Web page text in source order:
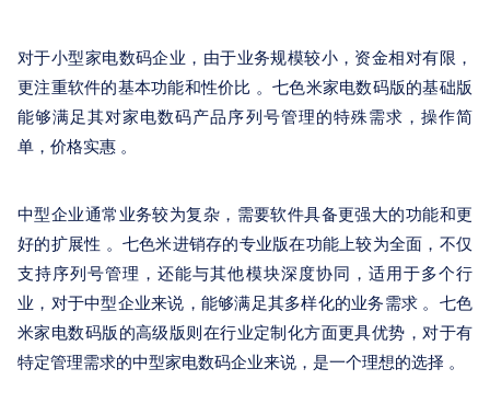
对于小型家电数码企业，由于业务规模较小，资金相对有限，
更注重软件的基本功能和性价比 。七色米家电数码版的基础版
能够满足其对家电数码产品序列号管理的特殊需求，操作简
单，价格实惠 。
中型企业通常业务较为复杂，需要软件具备更强大的功能和更
好的扩展性 。七色米进销存的专业版在功能上较为全面，不仅
支持序列号管理，还能与其他模块深度协同，适用于多个行
业，对于中型企业来说，能够满足其多样化的业务需求 。七色
米家电数码版的高级版则在行业定制化方面更具优势，对于有
特定管理需求的中型家电数码企业来说，是一个理想的选择 。